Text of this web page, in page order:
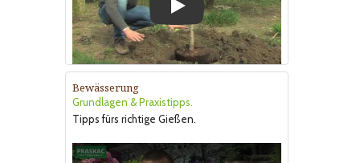
Play
Bewässerung
Grundlagen & Praxistipps.
Tipps fürs richtige Gießen.